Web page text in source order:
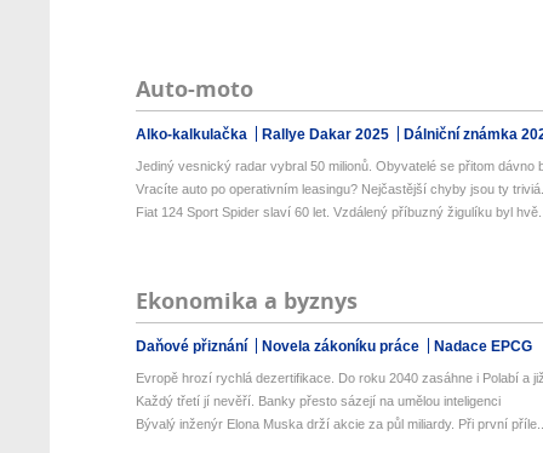
Auto-moto
Alko-kalkulačka Rallye Dakar 2025 Dálniční známka
Jediný vesnický radar vybral 50 milionů. Obyvatelé se přitom dávno
Vracíte auto po operativním leasingu? Nejčastější chyby jsou ty
Fiat 124 Sport Spider slaví 60 let. Vzdálený příbuzný žigulíku byl
Ekonomika a byznys
Daňové přiznání Novela zákoníku práce Nadace EPCG
Evropě hrozí rychlá dezertifikace. Do roku 2040 zasáhne i Polabí a
Každý třetí jí nevěří. Banky přesto sázejí na umělou inteligenci
Bývalý inženýr Elona Muska drží akcie za půl miliardy. Při první